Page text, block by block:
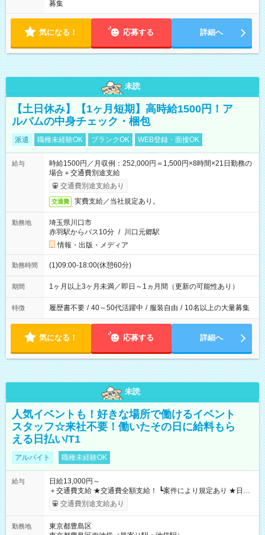
募集
気になる！ 応募する 詳細へ
未読
【土日休み】【1ヶ月短期】高時給1500円！ア
ルバムの中身チェック・梱包
派遣 職種未経験OK ブランクOK WEB登録・面接OK
給与
時給1500円／月収例：252,000円＝1,500円×8時間×21日勤務の
場合＋交通費別途支給
交通費別途支給あり
交通費 実費支給／当社規定あり。
勤務地
埼玉県川口市
赤羽駅からバス10分 / 川口元郷駅
情報・出版・メディア
勤務時間 (1)09:00-18:00(休憩60分)
期間 1ヶ月以上3ヶ月未満／即日～1ヵ月間（更新の可能性あり）
特徴 履歴書不要 / 40～50代活躍中 / 服装自由 / 10名以上の大量募集
気になる！ 応募する 詳細へ
未読
人気イベントも！好きな場所で働けるイベント
スタッフ☆来社不要！働いたその日に給料もら
える日払い/T1
アルバイト 職種未経験OK
給与
日給13,000円～
＋交通費支給 ★交通費全額支給！ ┗案件により規定あり ★日払
いOK！（規定あり） ┗働いたその日に現金GET♪ お仕事後はコ
ンビニATMから 日払い分を引き落とせます！ 【試用期間】試
交通費別途支給あり
勤務地
東京都豊島区